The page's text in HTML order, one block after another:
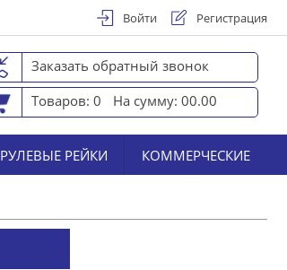
Войти Регистрация
Заказать обратный звонок
Товаров: 0
На сумму: 00.00
РУЛЕВЫЕ РЕЙКИ КОММЕРЧЕСКИЕ